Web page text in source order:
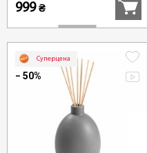
999₴
Суперцена
− 50%